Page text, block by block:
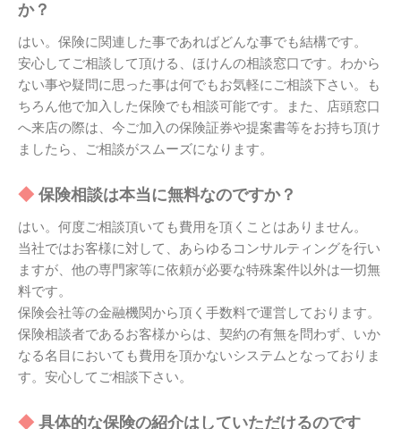
か？
はい。保険に関連した事であればどんな事でも結構です。
安心してご相談して頂ける、ほけんの相談窓口です。わから
ない事や疑問に思った事は何でもお気軽にご相談下さい。も
ちろん他で加入した保険でも相談可能です。また、店頭窓口
へ来店の際は、今ご加入の保険証券や提案書等をお持ち頂け
ましたら、ご相談がスムーズになります。
保険相談は本当に無料なのですか？
はい。何度ご相談頂いても費用を頂くことはありません。
当社ではお客様に対して、あらゆるコンサルティングを行い
ますが、他の専門家等に依頼が必要な特殊案件以外は一切無
料です。
保険会社等の金融機関から頂く手数料で運営しております。
保険相談者であるお客様からは、契約の有無を問わず、いか
なる名目においても費用を頂かないシステムとなっておりま
す。安心してご相談下さい。
具体的な保険の紹介はしていただけるのです